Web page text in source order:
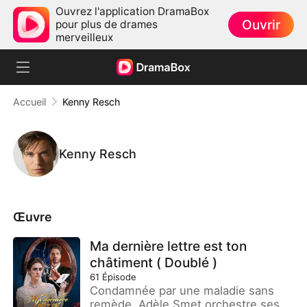
Ouvrez l'application DramaBox
pour plus de drames
merveilleux
Ouvrir
Accueil Kenny Resch
Kenny Resch
Œuvre
Ma dernière lettre est ton
châtiment ( Doublé )
61 Épisode
Condamnée par une maladie sans
remède, Adèle Smet orchestre ses